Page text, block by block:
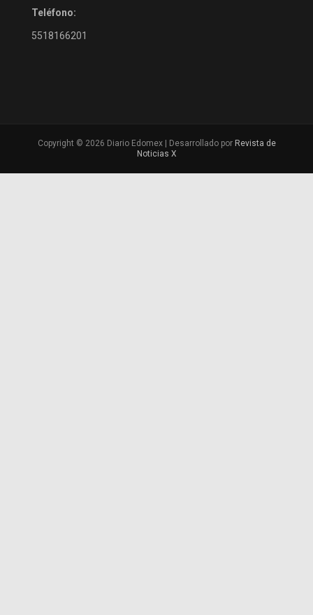
Teléfono:
5518166201
Copyright © 2026 Diario Edomex | Desarrollado por Revista de
Noticias X